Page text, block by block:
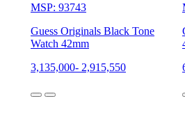
MSP: 93743
Guess Originals Black Tone
Watch 42mm
3,135,000- 2,915,550